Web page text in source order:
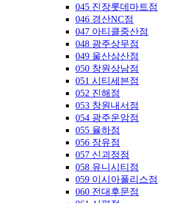
045 진장롯데마트점
046 경산NC점
047 아티클중산점
048 광주상무점
049 울산삼산점
050 창원상남점
051 시티세븐점
052 진해점
053 창원내서점
054 광주운암점
055 율하점
056 장유점
057 신괴정점
058 유니시티점
059 이시아폴리스점
060 전대후문점